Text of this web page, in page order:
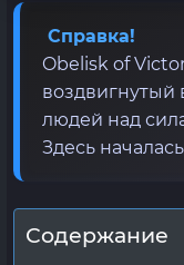
Справка!
Obelisk of
воздвигнутый
людей над
Здесь
Содержание